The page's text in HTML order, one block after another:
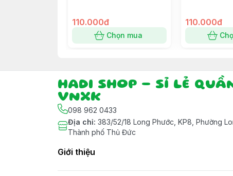
110.000đ
Chọn mua
110.000đ
HADI SHOP - SỈ LẺ
VNXK
098 962 0433
Địa chỉ: 383/52/18 Long Phước, KP8, Phường
Thành phố Thủ Đức
Giới thiệu